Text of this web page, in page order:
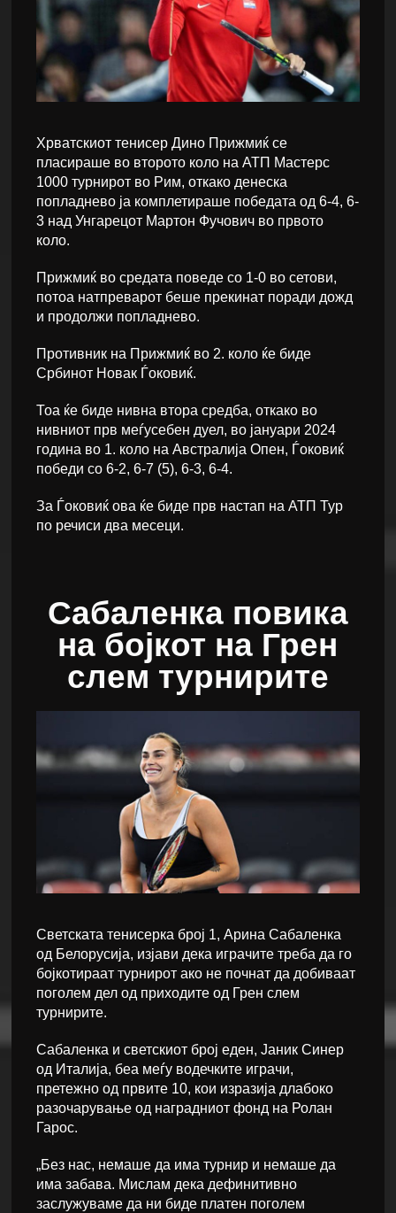
Хрватскиот тенисер Дино Прижмиќ се
пласираше во второто коло на АТП Мастерс
1000 турнирот во Рим, откако денеска
попладнево ја комплетираше победата од 6-4, 6-
3 над Унгарецот Мартон Фучович во првото
коло.
Прижмиќ во средата поведе со 1-0 во сетови,
потоа натпреварот беше прекинат поради дожд
и продолжи попладнево.
Противник на Прижмиќ во 2. коло ќе биде
Србинот Новак Ѓоковиќ.
Тоа ќе биде нивна втора средба, откако во
нивниот прв меѓусебен дуел, во јануари 2024
година во 1. коло на Австралија Опен, Ѓоковиќ
победи со 6-2, 6-7 (5), 6-3, 6-4.
За Ѓоковиќ ова ќе биде прв настап на АТП Тур
по речиси два месеци.
Сабаленка повика
на бојкот на Грен
слем турнирите
Светската тенисерка број 1, Арина Сабаленка
од Белорусија, изјави дека играчите треба да го
бојкотираат турнирот ако не почнат да добиваат
поголем дел од приходите од Грен слем
турнирите.
Сабаленка и светскиот број еден, Јаник Синер
од Италија, беа меѓу водечките играчи,
претежно од првите 10, кои изразија длабоко
разочарување од наградниот фонд на Ролан
Гарос.
„Без нас, немаше да има турнир и немаше да
има забава. Мислам дека дефинитивно
заслужуваме да ни биде платен поголем